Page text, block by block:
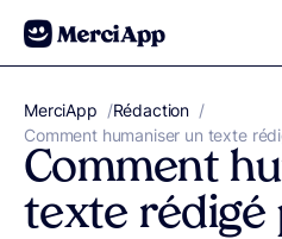
Aller au contenu
MerciApp correcteur orthographe
/Rédaction /
Comment humaniser un texte
Comment
texte rédigé